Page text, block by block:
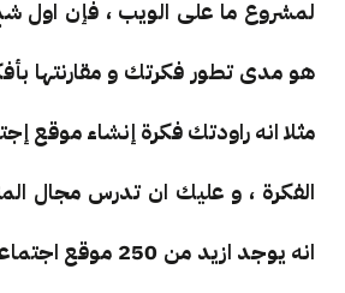
لمشروع ما على الويب ، فإن اول
هو مدى تطور فكرتك و مقارنتها
مثلا انه راودتك فكرة إنشاء موقع
الفكرة ، و عليك ان تدرس مجال
انه يوجد ازيد من